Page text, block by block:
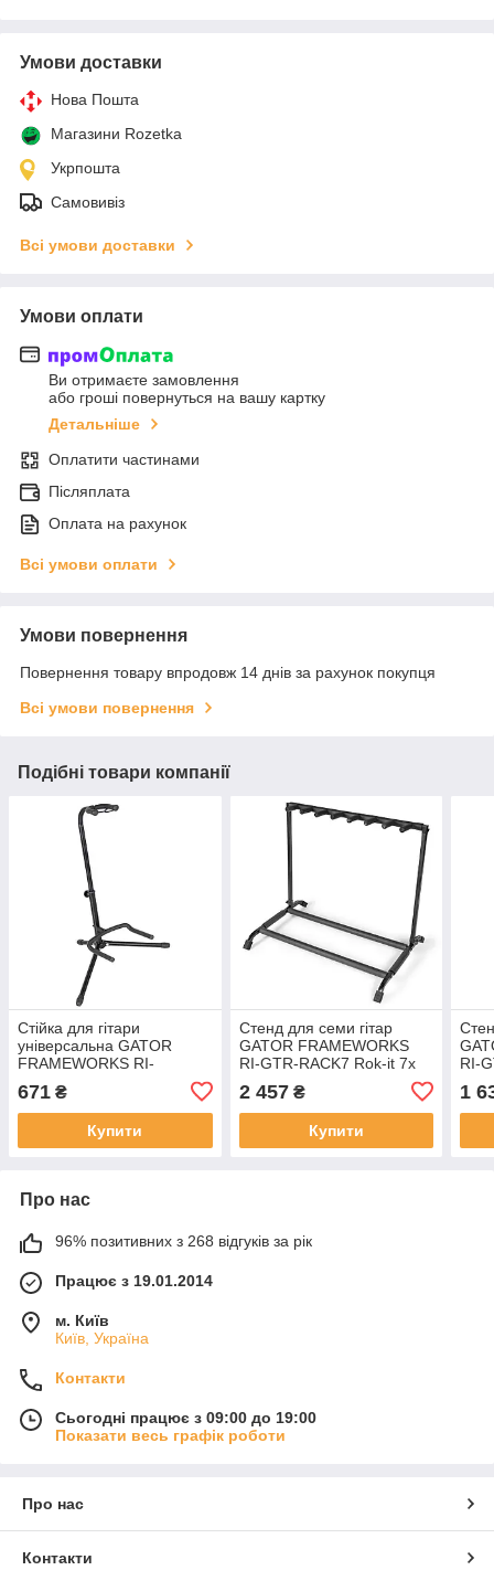
Умови доставки
Нова Пошта
Магазини Rozetka
Укрпошта
Самовивіз
Всі умови доставки
Умови оплати
Ви отримаєте замовлення
або гроші повернуться на вашу картку
Детальніше
Оплатити частинами
Післяплата
Оплата на рахунок
Всі умови оплати
Умови повернення
Повернення товару впродовж 14 днів за рахунок покупця
Всі умови повернення
Подібні товари компанії
Стійка для гітари
універсальна GATOR
FRAMEWORKS RI-
GTRSTD-1 Rok-It Standard
Guitar Stand
671 ₴
Купити
Cтенд для семи гітар
GATOR FRAMEWORKS
RI-GTR-RACK7 Rok-it 7x
2 457₴
Купити
RI-
1
Про нас
96% позитивних з 268 відгуків за рік
Працює з 19.01.2014
м. Київ
Київ, Україна
Контакти
Сьогодні працює з 09:00 до 19:00
Показати весь графік роботи
Про нас
Контакти